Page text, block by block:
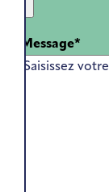
Message*